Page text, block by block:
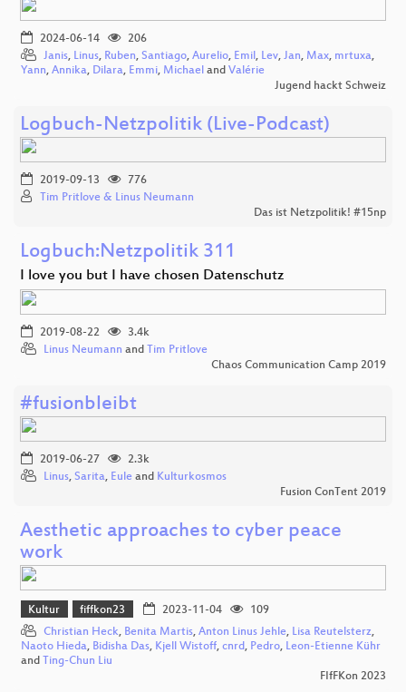
2024-06-14
206
Janis, Linus, Ruben, Santiago, Aurelio, Emil , Lev, Jan, Max, mrtuxa,
Yann, Annika, Dilara, Emmi, Michael and Valérie
Jugend hackt Schweiz
Logbuch-Netzpolitik (Live-Podcast)
2019-09-13
776
Tim Pritlove & Linus Neumann
Das ist Netzpolitik! #15np
Logbuch:Netzpolitik 311
I love you but I have chosen Datenschutz
2019-08-22
3.4k
Linus Neumann and Tim Pritlove
Chaos Communication Camp 2019
#fusionbleibt
2019-06-27
2.3k
Linus, Sarita, Eule and Kulturkosmos
Fusion ConTent 2019
Aesthetic approaches to cyber peace
work
Kultur fiffkon23 2023-11-04
109
Christian Heck, Benita Martis, Anton Linus Jehle, Lisa Reutelsterz,
Naoto Hieda, Bidisha Das, Kjell Wistoff, cnrd, Pedro, Leon-Etienne Kühr
and Ting-Chun Liu
FIfFKon 2023